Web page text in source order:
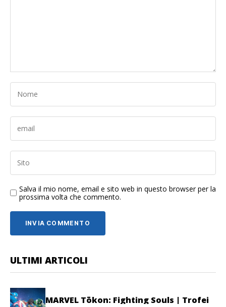
Salva il mio nome, email e sito web in questo browser per la
prossima volta che commento.
ULTIMI ARTICOLI
MARVEL Tōkon: Fighting Souls | Trofei